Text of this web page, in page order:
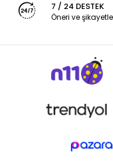
7 / 24 DESTEK
Öneri ve